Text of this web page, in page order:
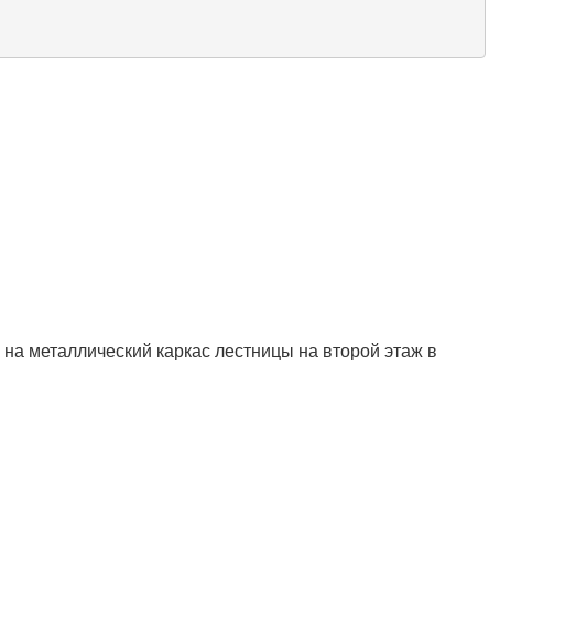
металлический каркас лестницы на второй этаж в